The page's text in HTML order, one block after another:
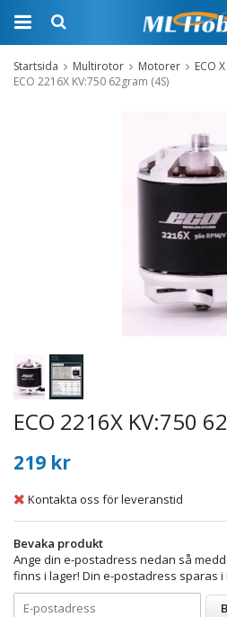
Startsida Multirotor Motorer
ECO
ECO 2216X KV:750 62gram (4S)
ECO 2216X KV:750
219 kr
Kontakta oss för leveranstid
Bevaka produkt
Ange din e-postadress nedan så
finns i lager! Din e-postadress sparas i